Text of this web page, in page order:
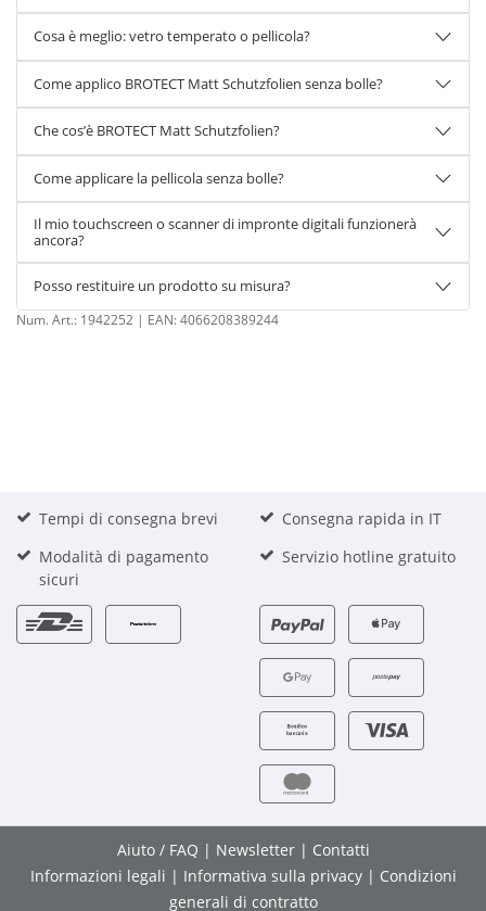
Cosa è meglio: vetro temperato o pellicola?
Come applico BROTECT Matt Schutzfolien senza bolle?
Che cos’è BROTECT Matt Schutzfolien?
Come applicare la pellicola senza bolle?
Il mio touchscreen o scanner di impronte digitali funzionerà
ancora?
Posso restituire un prodotto su misura?
Num. Art.: 1942252 | EAN:4066208389244
Tempi di consegna brevi
Consegna rapida in IT
Modalità di pagamento
sicuri
Servizio hotline gratuito
Aiuto / FAQ | Newsletter | Contatti
Informazioni legali | Informativa sulla privacy | Condizioni
generali di contratto